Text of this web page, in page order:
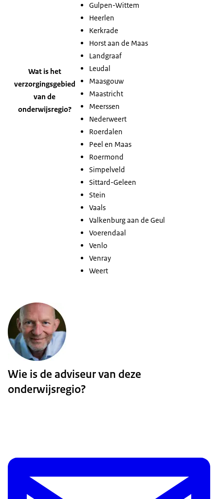
Wat is het
verzorgingsgebied
van de
onderwijsregio?
Gulpen-Wittem
Heerlen
Kerkrade
Horst aan de Maas
Landgraaf
Leudal
Maasgouw
Maastricht
Meerssen
Nederweert
Roerdalen
Peel en Maas
Roermond
Simpelveld
Sittard-Geleen
Stein
Vaals
Valkenburg aan de Geul
Voerendaal
Venlo
Venray
Weert
Wie is de adviseur van deze
onderwijsregio?